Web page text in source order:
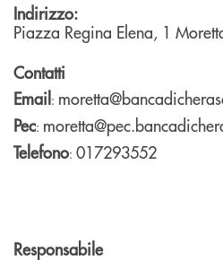
Indirizzo:
Piazza Regina Elena, 1
Contatti
Email:
Pec:
Telefono: 017293552
Responsabile